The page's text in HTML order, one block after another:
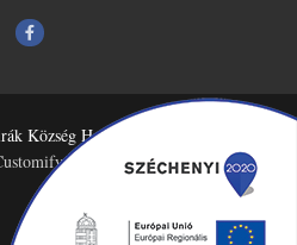
Község Honlapja – Powered by
.